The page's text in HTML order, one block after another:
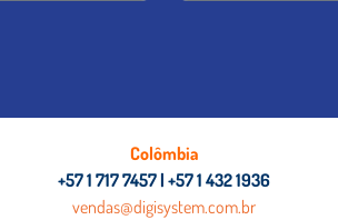
Colômbia
+57 1 717 7457 | +57 1 432 1936
vendas@digisystem.com.br